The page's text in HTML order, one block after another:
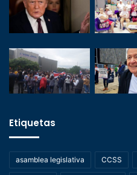
Etiquetas
asamblea legislativa CCSS